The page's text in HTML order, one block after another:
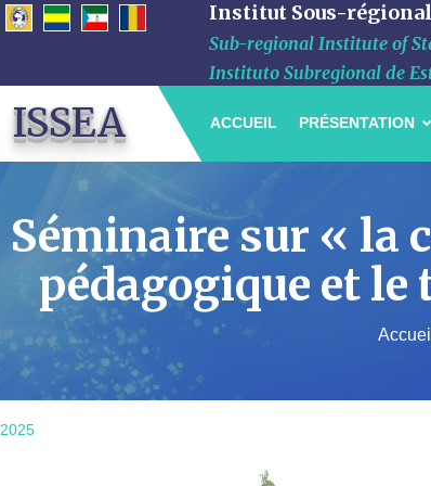
Institut Sous-
Sub-regional Institute of
Instituto Subregional de
ISSEA ACCUEIL PRÉSENTATION
Séminaire sur « la
pédagogique et
Accueil
2025